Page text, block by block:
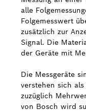
alle
Folgemesswert
zusätzlich zur
Signal. Die
der Geräte mit
Die Messgeräte
verstehen sich
zuzüglich
von Bosch wird